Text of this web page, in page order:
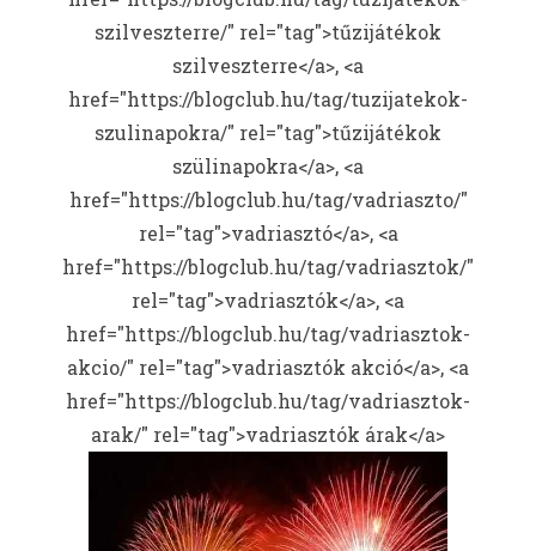
szilveszterre/" rel="tag">tűzijátékok
szilveszterre</a>, <a
href="https://blogclub.hu/tag/tuzijatekok-
szulinapokra/" rel="tag">tűzijátékok
szülinapokra</a>, <a
href="https://blogclub.hu/tag/vadriaszto/"
rel="tag">vadriasztó</a>, <a
href="https://blogclub.hu/tag/vadriasztok/"
rel="tag">vadriasztók</a>, <a
href="https://blogclub.hu/tag/vadriasztok-
akcio/" rel="tag">vadriasztók akció</a>, <a
href="https://blogclub.hu/tag/vadriasztok-
arak/" rel="tag">vadriasztók árak</a>